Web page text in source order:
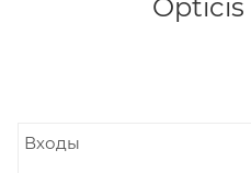
Opticis
Входы